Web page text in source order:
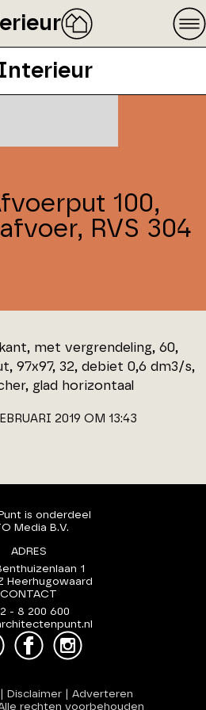
100,
RVS 304
met vergrendeling, 60,
97x97, 32, debiet 0,6 dm3/s,
glad horizontaal
2019 OM 13:43
is onderdeel
Media B.V.
ADRES
1
Heerhugowaard
CONTACT
- 8 200 600
Disclaimer| Adverteren
rechten voorbehouden